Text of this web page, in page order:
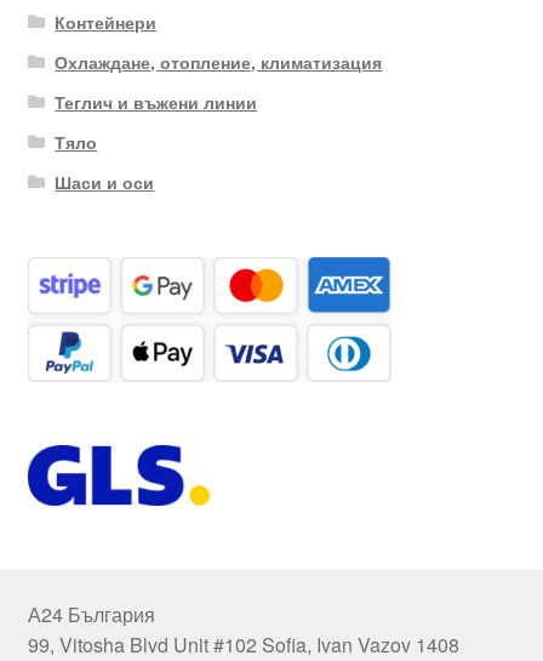
Контейнери
Охлаждане, отопление, климатизация
Теглич и въжени линии
Тяло
Шаси и оси
А24 България
99, Vitosha Blvd Unit #102 Sofia, Ivan Vazov 1408